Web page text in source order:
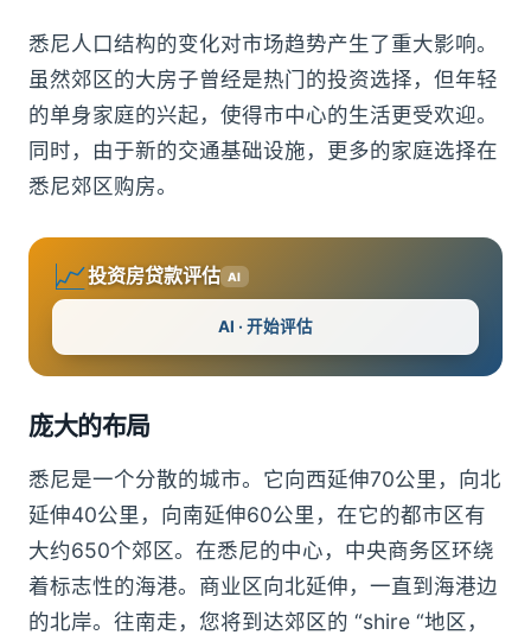
悉尼人口结构的变化对市场趋势产生了重大影响。
虽然郊区的大房子曾经是热门的投资选择，但年轻
的单身家庭的兴起，使得市中心的生活更受欢迎。
同时，由于新的交通基础设施，更多的家庭选择在
悉尼郊区购房。
📈投资房贷款评估 AI
AI · 开始评估
庞大的布局
悉尼是一个分散的城市。它向西延伸70公里，向北
延伸40公里，向南延伸60公里，在它的都市区有
大约650个郊区。在悉尼的中心，中央商务区环绕
着标志性的海港。商业区向北延伸，一直到海港边
的北岸。往南走，您将到达郊区的 “shire “地区，